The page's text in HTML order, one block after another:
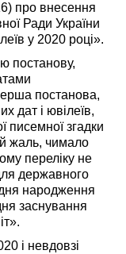
про внесення
Ради України
у 2020 році».
постанову,
постанова,
дат і ювілеїв,
писемної згадки
жаль, чимало
переліку не
державного
народження
заснування
і невдовзі